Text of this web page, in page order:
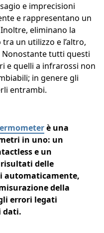
e imprecisioni
e rappresentano un
eliminano la
un utilizzo e l’altro,
tutti questi
e quelli a infrarossi non
in genere gli
entrambi.
è una
in uno: un
e un
delle
automaticamente,
della
errori legati
dati.